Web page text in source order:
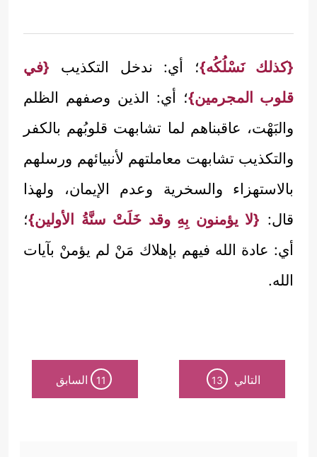
{كذلك نَسْلُكُه}؛ أي: ندخل التكذيب {في
قلوب المجرمين}؛ أي: الذين وصفهم الظلم
والبَهْت، عاقبناهم لما تشابهت قلوبُهم بالكفر
والتكذيب تشابهت معاملتهم لأنبيائهم ورسلهم
بالاستهزاء والسخرية وعدم الإيمان، ولهذا
قال: {لا يؤمنون بِهِ وقد خَلَتْ سنَّةُ الأولين}؛
أي: عادة الله فيهم بإهلاك مَنْ لم يؤمنْ بآيات
الله.
التالي 13
11 السابق